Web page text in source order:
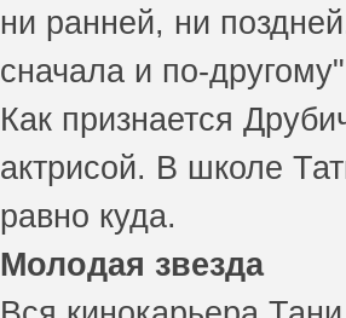
ни ранней, ни
сначала и по-
Как признается
актрисой. В школе
равно куда.
Молодая звезда